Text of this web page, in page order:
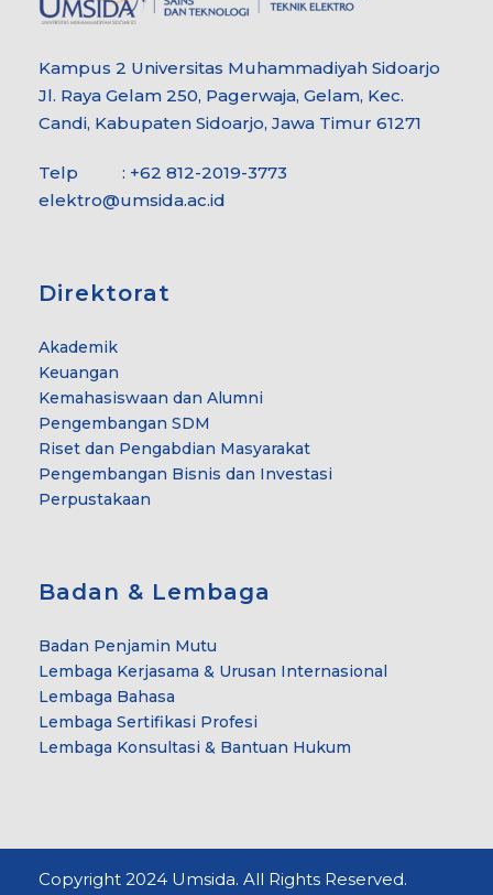
Kampus 2 Universitas Muhammadiyah Sidoarjo
Jl. Raya Gelam 250, Pagerwaja, Gelam, Kec.
Candi, Kabupaten Sidoarjo, Jawa Timur 61271
Telp : +62 812-2019-3773
elektro@umsida.ac.id
Direktorat
Akademik
Keuangan
Kemahasiswaan dan Alumni
Pengembangan SDM
Riset dan Pengabdian Masyarakat
Pengembangan Bisnis dan Investasi
Perpustakaan
Badan & Lembaga
Badan Penjamin Mutu
Lembaga Kerjasama & Urusan Internasional
Lembaga Bahasa
Lembaga Sertifikasi Profesi
Lembaga Konsultasi & Bantuan Hukum
Copyright 2024 Umsida. All Rights Reserved.